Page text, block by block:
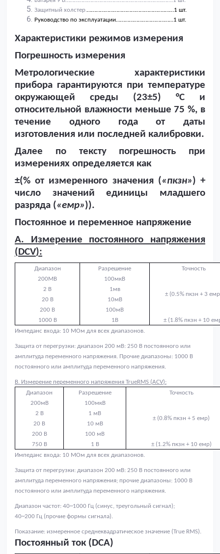
Защитный холстер.……………………………………………..……1 шт.
Руководство по эксплуатации…………………………………1 шт.
Характеристики режимов измерения
Погрешность измерения
Метрологические характеристики
прибора гарантируются при температуре
окружающей среды (23±5) °C
и
относительной влажности меньше 75 %, в
течение одного года от даты
изготовления или последней калибровки.
Далее по тексту погрешность при
измерениях определяется как
±(% от измеренного значения («пкзн») +
число значений единицы младшего
разряда («емр»)).
Постоянное и переменное напряжение
А. Измерение постоянного напряжения
(DCV):
Диапазон Разрешение
Точность
200МВ 100мкВ
± (0.5% пкзн + 3
2 В
1мв
20 В
10мВ
200 В
100мВ
1000 В
1В ± (1.8% пкзн + 10
Импеданс входа: 10 МОм для всех диапазонов.
Защита от перегрузки: диапазон 200 мВ: 250 В постоянного или
амплитуда переменного напряжения. Прочие диапазоны: 1000 В
постоянного или амплитуда переменного напряжения.
B. Измерение переменного напряжения TrueRMS (ACV):
Диапазон
Разрешение
Точность
200м B 100мкВ
± (0.8% пкзн + 5 емр)
2 B
1 мВ
20 B
10 мВ
200 B
100 мВ
750 B 1 В
± (1.2% пкзн + 10 емр)
Импеданс входа: 10 МОм для всех диапазонов.
Защита от перегрузки: диапазон 200 мВ: 250 В постоянного или
амплитуда переменного напряжения; прочие диапазоны: 1000 В
постоянного или амплитуда переменного напряжения.
Диапазон частот: 40~1000 Гц (синус, треугольный сигнал);
40~200 Гц (прочие формы сигнала).
Показание: измеренное среднеквадратическое значение (True RMS).
Постоянный ток (DCA)